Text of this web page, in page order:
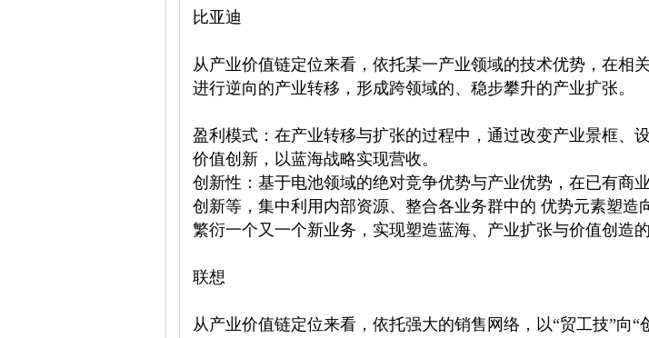
比亚迪
从产业价值链定位来看，依托某一产业领域的技术优势，在相
进行逆向的产业转移，形成跨领域的、稳步攀升的产业扩张。
盈利模式：在产业转移与扩张的过程中，通过改变产业景框、
价值创新，以蓝海战略实现营收。
创新性：基于电池领域的绝对竞争优势与产业优势，在已有商
创新等，集中利用内部资源、整合各业务群中的 优势元素塑造
繁衍一个又一个新业务，实现塑造蓝海、产业扩张与价值创造的
联想
从产业价值链定位来看，依托强大的销售网络，以“贸工技”向